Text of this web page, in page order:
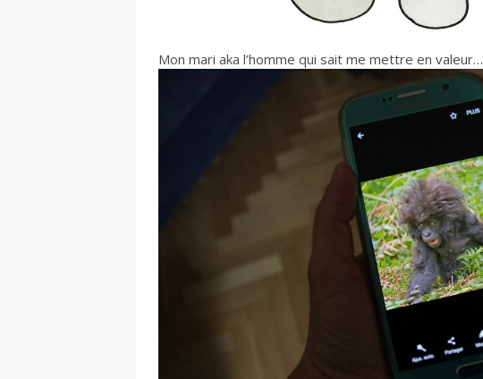
Mon mari aka l’homme qui sait me mettre en valeur…